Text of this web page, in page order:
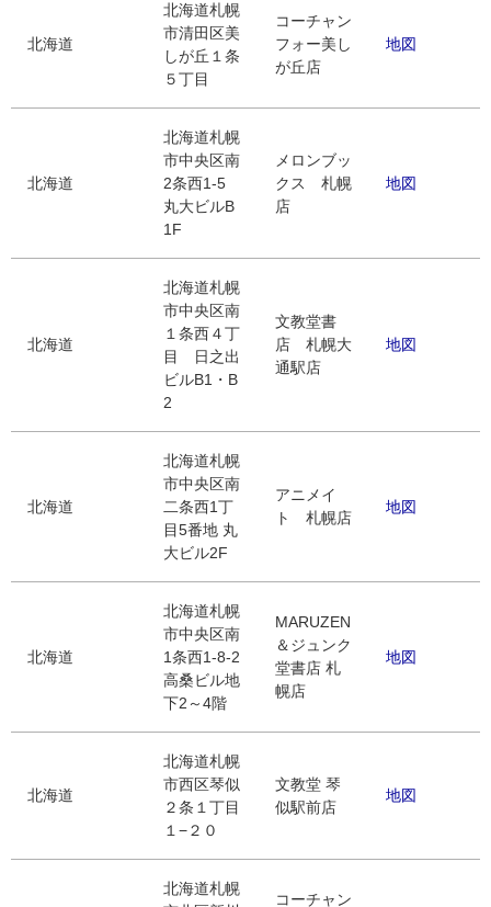
北海道
北海道札幌
市清田区美
しが丘１条
５丁目
コーチャン
フォー美し
が丘店
地図
北海道
北海道札幌
市中央区南
2条西1-5
丸大ビルB
1F
メロンブッ
クス 札幌
店
地図
北海道
北海道札幌
市中央区南
１条西４丁
目 日之出
ビルB1・B
2
文教堂書
店 札幌大
通駅店
地図
北海道
北海道札幌
市中央区南
二条西1丁
目5番地 丸
大ビル2F
アニメイ
ト 札幌店
地図
北海道
北海道札幌
市中央区南
1条西1-8-2
高桑ビル地
下2～4階
MARUZEN
＆ジュンク
堂書店 札
幌店
地図
北海道
北海道札幌
市西区琴似
２条１丁目
１−２０
文教堂 琴
似駅前店
地図
北海道札幌
コーチャン